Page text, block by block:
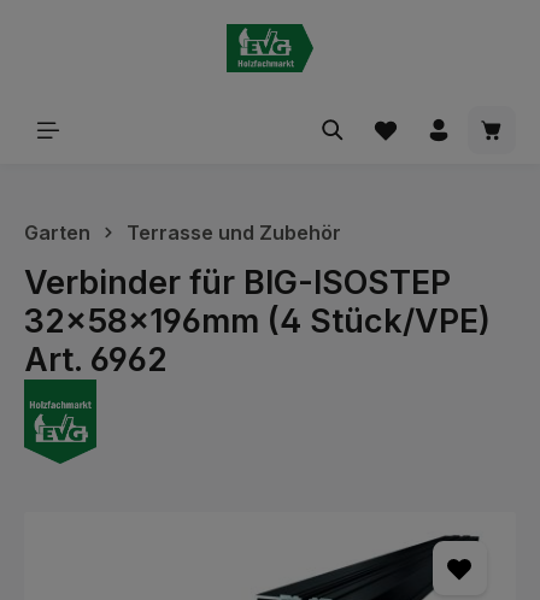
Garten Terrasse und Zubehör
Verbinder für BIG-ISOSTEP
32x58x196mm (4 Stück/VPE)
Art. 6962